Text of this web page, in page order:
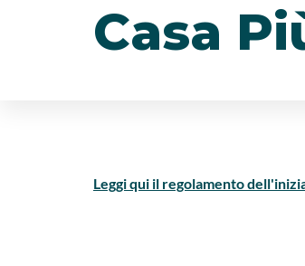
Casa
Leggi qui il regolamento